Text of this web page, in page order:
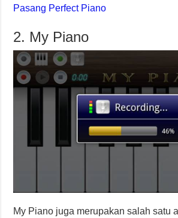
Pasang Perfect Piano
2. My Piano
My Piano juga merupakan salah satu